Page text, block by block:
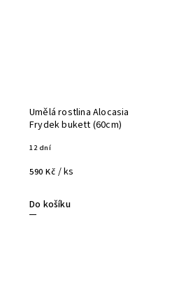
Umělá rostlina Alocasia
Frydek bukett (60cm)
12 dní
590 Kč / ks
Do košíku